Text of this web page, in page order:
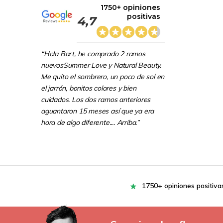
4,7
1750+ opiniones
positivas
“Hola Bart, he comprado 2 ramos
nuevosSummer Love y Natural Beauty.
Me quito el sombrero, un poco de sol en
el jarrón, bonitos colores y bien
cuidados. Los dos ramos anteriores
aguantaron 15 meses así que ya era
hora de algo diferente.... Arriba.”
1750+ opiniones